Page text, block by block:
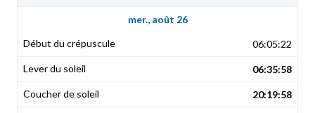
mer., août 26
06:05:22
06:35:58
20:19:58